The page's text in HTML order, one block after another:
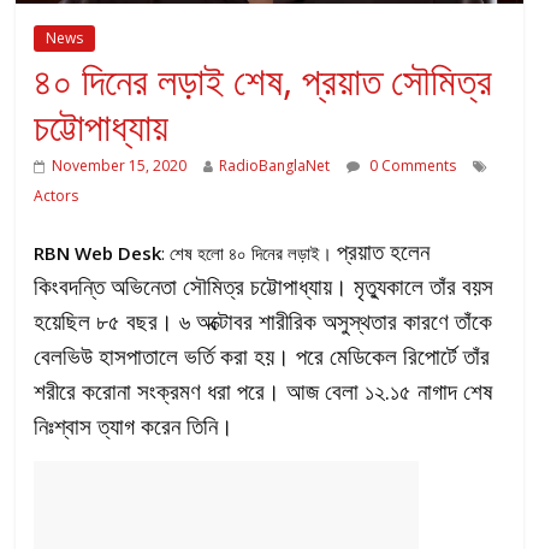
News
৪০ দিনের লড়াই শেষ, প্রয়াত সৌমিত্র
চট্টোপাধ্যায়
November 15, 2020 RadioBanglaNet
0 Comments
Actors
RBN Web Desk: শেষ হলো ৪০ দিনের লড়াই।প্রয়াত হলেন
কিংবদন্তি অভিনেতা সৌমিত্র চট্টোপাধ্যায়। মৃত্যুকালে তাঁর বয়স
হয়েছিল ৮৫ বছর। ৬ অক্টোবর শারীরিক অসুস্থতার কারণে তাঁকে
বেলভিউ হাসপাতালে ভর্তি করা হয়। পরে মেডিকেল রিপোর্টে তাঁর
শরীরে করোনা সংক্রমণ ধরা পরে। আজ বেলা ১২.১৫ নাগাদ শেষ
নিঃশ্বাস ত্যাগ করেন তিনি।